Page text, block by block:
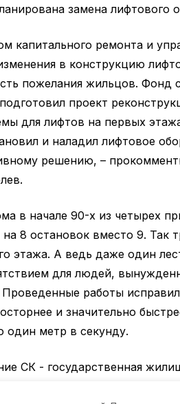
замена лифтового
капитального ремонта и
в конструкцию
пожелания жильцов. Фонд
проект
для лифтов на первых
и наладил лифтовое
решению, –
в начале 90-х из четырех
на 8 остановок вместо 9. Так
этажа. А ведь даже один
для людей,
Проведенные работы
и значительно
один метр в секунду.
СК - государственная